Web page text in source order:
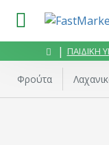
ΠΑΙΔΙΚΗ
Φρούτα